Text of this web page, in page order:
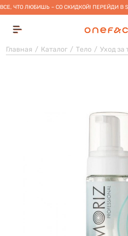
ВСЕ, ЧТО ЛЮБИШЬ – СО СКИДКОЙ! ПЕРЕЙДИ В
Главная Каталог Тело Уход за